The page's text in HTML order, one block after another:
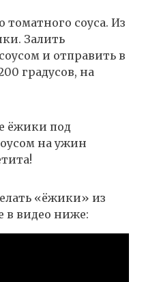
соуса. Из
Залить
и отправить в
градусов, на
ёжики под
на ужин
«ёжики» из
в видео ниже: